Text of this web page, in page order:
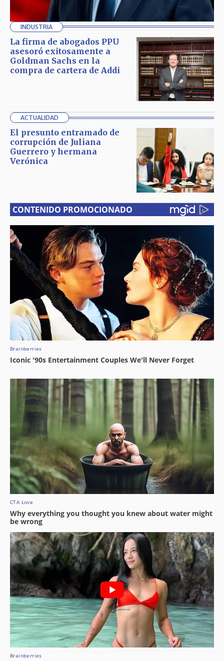
INDUSTRIA
La firma de abogados PPU
asesoró exitosamente a
Goldman Sachs en la
compra de cartera de Addi
ACTUALIDAD
El presunto entramado de
corrupción de Juliana
Guerrero y hermana
Verónica